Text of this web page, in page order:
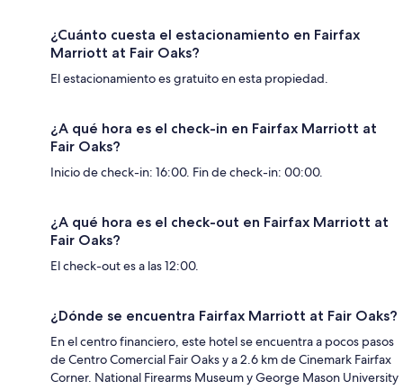
¿Cuánto cuesta el estacionamiento en Fairfax
Marriott at Fair Oaks?
El estacionamiento es gratuito en esta propiedad.
¿A qué hora es el check-in en Fairfax Marriott at
Fair Oaks?
Inicio de check-in: 16:00. Fin de check-in: 00:00.
¿A qué hora es el check-out en Fairfax Marriott at
Fair Oaks?
El check-out es a las 12:00.
¿Dónde se encuentra Fairfax Marriott at Fair Oaks?
En el centro financiero, este hotel se encuentra a pocos pasos
de Centro Comercial Fair Oaks y a 2.6 km de Cinemark Fairfax
Corner. National Firearms Museum y George Mason University